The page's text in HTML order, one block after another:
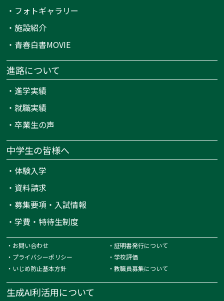
・ フォトギャラリー
・施設紹介
・ 青春白書MOVIE
進路について
・進学実績
・就職実績
・卒業生の声
中学生の皆様へ
・ 体験入学
・ 資料請求
・募集要項・入試情報
・学費・特待生制度
・ お問い合わせ ・ 証明書発行について
・ プライバシーポリシー ・ 学校評価
・ いじめ防止基本方針 ・ 教職員募集について
生成AI利活用について